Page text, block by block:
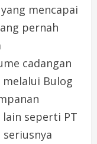
mencapai
pernah
cadangan
Bulog
lain seperti PT
seriusnya